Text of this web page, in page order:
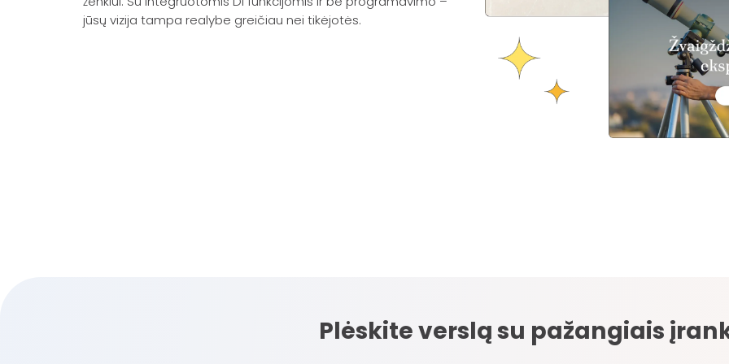
jūsų vizija tampa realybe greičiau nei tikėjotės.
Plėskite verslą su pažangiais